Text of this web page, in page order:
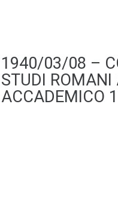
1940/03/08 –
STUDI ROMANI
ACCADEMICO